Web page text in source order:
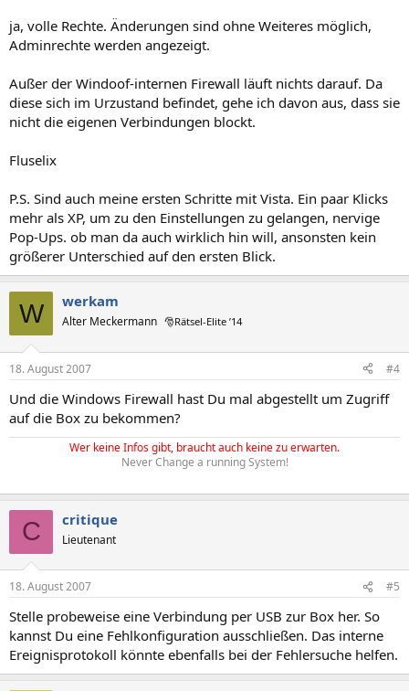
ja, volle Rechte. Änderungen sind ohne Weiteres möglich,
Adminrechte werden angezeigt.
Außer der Windoof-internen Firewall läuft nichts darauf. Da
diese sich im Urzustand befindet, gehe ich davon aus, dass sie
nicht die eigenen Verbindungen blockt.
Fluselix
P.S. Sind auch meine ersten Schritte mit Vista. Ein paar Klicks
mehr als XP, um zu den Einstellungen zu gelangen, nervige
Pop-Ups. ob man da auch wirklich hin will, ansonsten kein
größerer Unterschied auf den ersten Blick.
W werkam
Alter Meckermann 🎅Rätsel-Elite ’14
18. August 2007 #4
Und die Windows Firewall hast Du mal abgestellt um Zugriff
auf die Box zu bekommen?
Wer keine Infos gibt, braucht auch keine zu erwarten.
Never Change a running System!
C critique
Lieutenant
18. August 2007 #5
Stelle probeweise eine Verbindung per USB zur Box her. So
kannst Du eine Fehlkonfiguration ausschließen. Das interne
Ereignisprotokoll könnte ebenfalls bei der Fehlersuche helfen.